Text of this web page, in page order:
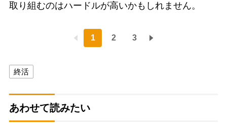
取り組むのはハードルが高いかもしれません。
1 2 3
終活
あわせて読みたい